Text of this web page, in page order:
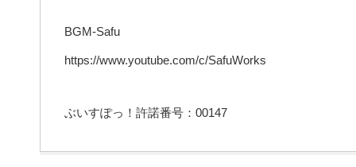
BGM-Safu
https://www.youtube.com/c/SafuWorks
ぶいすぽっ！許諾番号：00147